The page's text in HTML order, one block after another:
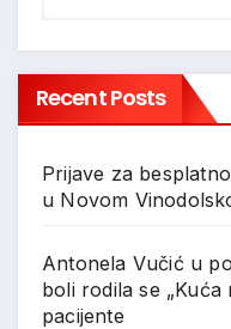
Recent Posts
Prijave za
u Novom
Antonela Vučić u
boli rodila se „Kuća
pacijente